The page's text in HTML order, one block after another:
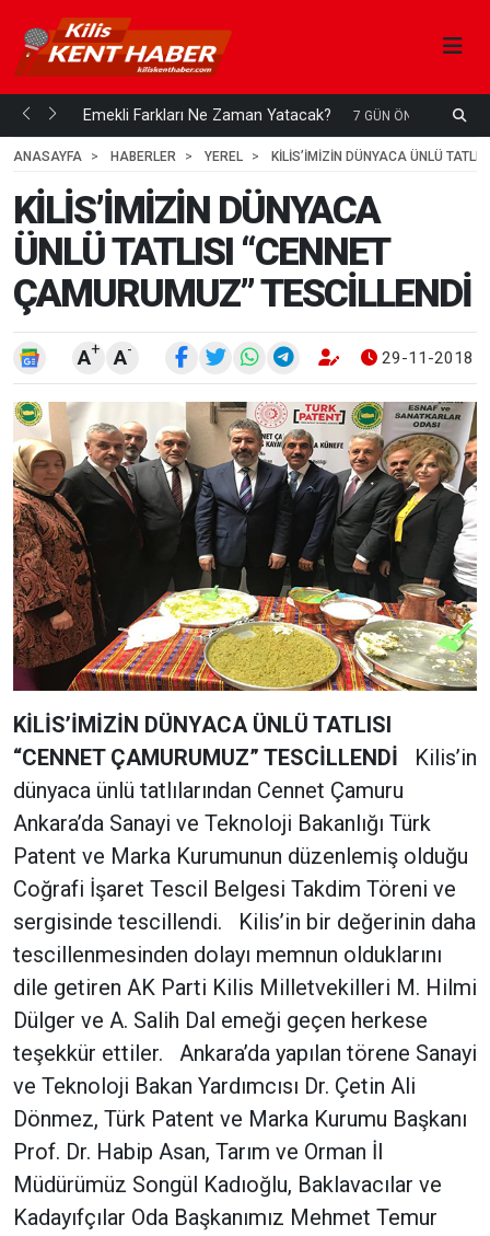
mi... Emekli Farkları Ne Zaman Yatacak? 7 GÜN ÖNCE
ANASAYFA
HABERLER YEREL KİLİS’İMİZİN DÜNYACA ÜNLÜ
KİLİS’İMİZİN DÜNYACA
ÜNLÜ TATLISI “CENNET
ÇAMURUMUZ” TESCİLLENDİ
A+ A- 29-11-2018
KİLİS’İMİZİN DÜNYACA ÜNLÜ TATLISI
“CENNET ÇAMURUMUZ” TESCİLLENDİ Kilis’in
dünyaca ünlü tatlılarından Cennet Çamuru
Ankara’da Sanayi ve Teknoloji Bakanlığı Türk
Patent ve Marka Kurumunun düzenlemiş olduğu
Coğrafi İşaret Tescil Belgesi Takdim Töreni ve
sergisinde tescillendi. Kilis’in bir değerinin daha
tescillenmesinden dolayı memnun olduklarını
dile getiren AK Parti Kilis Milletvekilleri M. Hilmi
Dülger ve A. Salih Dal emeği geçen herkese
teşekkür ettiler. Ankara’da yapılan törene Sanayi
ve Teknoloji Bakan Yardımcısı Dr. Çetin Ali
Dönmez, Türk Patent ve Marka Kurumu Başkanı
Prof. Dr. Habip Asan, Tarım ve Orman İl
Müdürümüz Songül Kadıoğlu, Baklavacılar ve
Kadayıfçılar Oda Başkanımız Mehmet Temur